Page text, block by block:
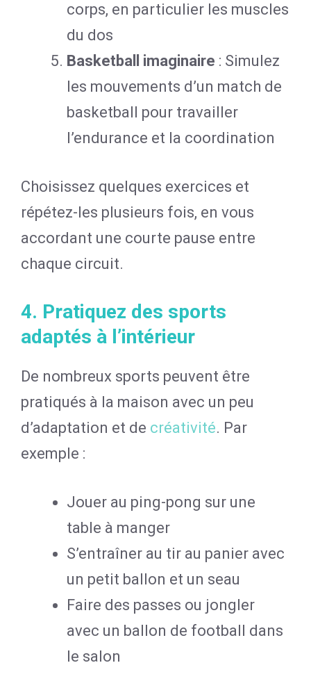
corps, en particulier les muscles
du dos
Basketball imaginaire : Simulez
les mouvements d’un match de
basketball pour travailler
l’endurance et la coordination
Choisissez quelques exercices et
répétez-les plusieurs fois, en vous
accordant une courte pause entre
chaque circuit.
4. Pratiquez des sports
adaptés à l’intérieur
De nombreux sports peuvent être
pratiqués à la maison avec un peu
d’adaptation et de créativité. Par
exemple :
Jouer au ping-pong sur une
table à manger
S’entraîner au tir au panier avec
un petit ballon et un seau
Faire des passes ou jongler
avec un ballon de football dans
le salon